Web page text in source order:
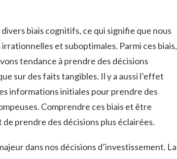
‌biais cognitifs, ce ‌qui signifie que nous
et ⁢suboptimales. ​Parmi ces biais,
tendance ⁤à prendre des décisions
sur⁢ des⁢ faits tangibles. ‍Il y⁢ a‌ aussi ⁤l’effet
informations initiales pour prendre ⁢des
Comprendre ⁣ces biais et ⁣être
prendre des décisions⁣ plus éclairées.
⁢dans nos ‍décisions d’investissement. La⁤